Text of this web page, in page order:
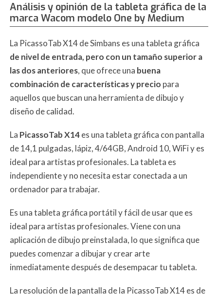
Análisis y opinión de la tableta gráfica de la
marca Wacom modelo One by Medium
La PicassoTab X14 de Simbans es una tableta gráfica
de nivel de entrada, pero con un tamaño superior a
las dos anteriores, que ofrece una buena
combinación de características y precio para
aquellos que buscan una herramienta de dibujo y
diseño de calidad.
La PicassoTab X14es una tableta gráfica con pantalla
de 14,1 pulgadas, lápiz, 4/64GB, Android 10, WiFi y es
ideal para artistas profesionales. La tableta es
independiente y no necesita estar conectada a un
ordenador para trabajar.
Es una tableta gráfica portátil y fácil de usar que es
ideal para artistas profesionales. Viene con una
aplicación de dibujo preinstalada, lo que significa que
puedes comenzar a dibujar y crear arte
inmediatamente después de desempacar tu tableta.
La resolución de la pantalla de la PicassoTab X14 es de